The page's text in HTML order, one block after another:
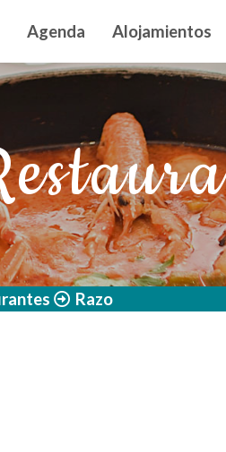
Agenda Alojamientos
Razo